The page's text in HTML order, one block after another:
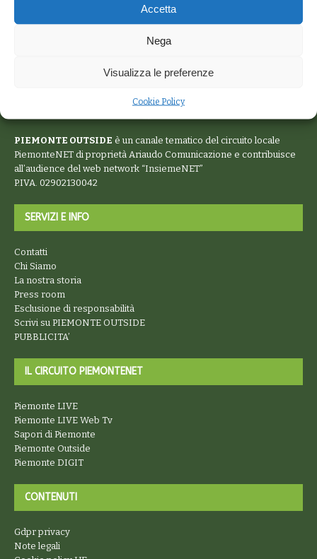
Accetta
Nega
Visualizza le preferenze
Cookie Policy
PIEMONTE OUTSIDE è un canale tematico del circuito locale
PiemonteNET di proprietà Ariaudo Comunicazione e contribuisce
all’audience del web network “InsiemeNET”
P.IVA. 02902130042
SERVIZI E INFO
Contatti
Chi Siamo
La nostra storia
Press room
Esclusione di responsabilità
Scrivi su PIEMONTE OUTSIDE
PUBBLICITA’
IL CIRCUITO PIEMONTENET
Piemonte LIVE
Piemonte LIVE Web Tv
Sapori di Piemonte
Piemonte Outside
Piemonte DIGIT
CONTENUTI
Gdpr privacy
Note legali